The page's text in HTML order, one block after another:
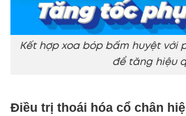
Kết hợp xoa bóp bấm huyệt với
để tăng hiệu
Điều trị thoái hóa cổ chân